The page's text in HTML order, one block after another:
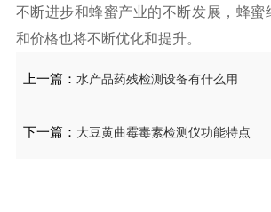
不断进步和蜂蜜产业的不断发展，蜂蜜
和价格也将不断优化和提升。
上一篇： 水产品药残检测设备有什么用
下一篇： 大豆黄曲霉毒素检测仪功能特点